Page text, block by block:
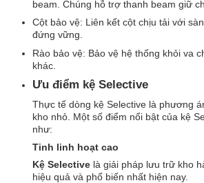
beam. Chúng hỗ trợ thanh beam giữ
Cột bảo vệ: Liên kết cột chịu tải với
đứng vững.
Rào bảo vệ: Bảo vệ hệ thống khỏi va
khác.
Ưu điểm kệ Selective
Thực tế dòng kệ Selective là phương
kho nhỏ. Một số điểm nổi bật của kệ
như:
Tinh linh hoạt cao
Kệ Selective là giải pháp lưu trữ kho
hiệu quả và phổ biến nhất hiện nay.